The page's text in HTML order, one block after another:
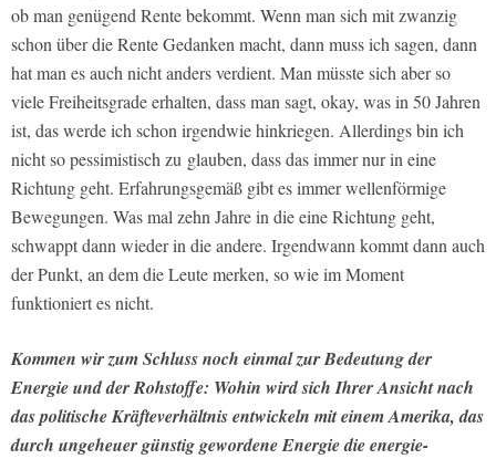
ob man genügend Rente bekommt. Wenn man sich mit zwanzig
schon über die Rente Gedanken macht, dann muss ich sagen, dann
hat man es auch nicht anders verdient. Man müsste sich aber so
viele Freiheitsgrade erhalten, dass man sagt, okay, was in 50 Jahren
ist, das werde ich schon irgendwie hinkriegen. Allerdings bin ich
nicht so pessimistisch zu glauben, dass das immer nur in eine
Richtung geht. Erfahrungsgemäß gibt es immer wellenförmige
Bewegungen. Was mal zehn Jahre in die eine Richtung geht,
schwappt dann wieder in die andere. Irgendwann kommt dann auch
der Punkt, an dem die Leute merken, so wie im Moment
funktioniert es nicht.
Kommen wir zum Schluss noch einmal zur Bedeutung der
Energie und der Rohstoffe: Wohin wird sich Ihrer Ansicht nach
das politische Kräfte­verhältnis entwickeln mit einem Amerika, das
durch ungeheuer güns­tig gewordene Energie die energie­